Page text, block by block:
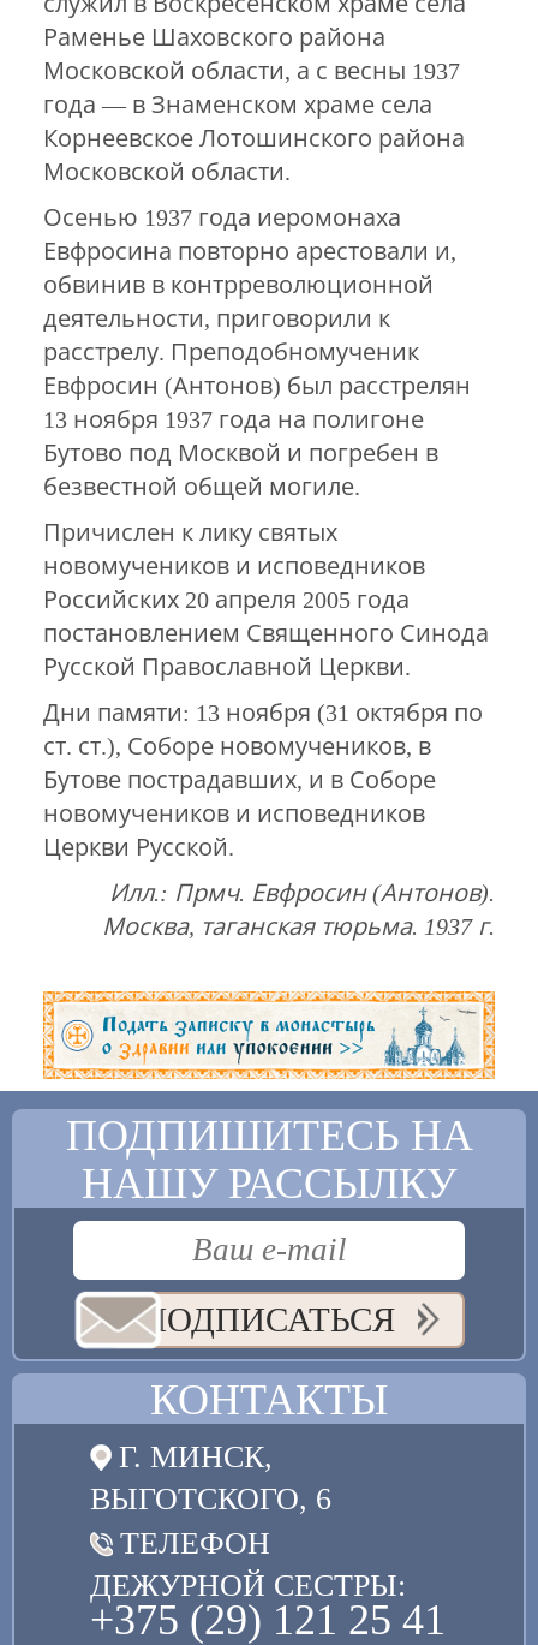
Раменье Шаховского района
Московской области, а с весны 1937
года — в Знаменском храме села
Корнеевское Лотошинского района
Московской области.
Осенью 1937 года иеромонаха
Евфросина повторно арестовали и,
обвинив в контрреволюционной
деятельности, приговорили к
расстрелу. Преподобномученик
Евфросин (Антонов) был расстрелян
13 ноября 1937 года на полигоне
Бутово под Москвой и погребен в
безвестной общей могиле.
Причислен к лику святых
новомучеников и исповедников
Российских 20 апреля 2005 года
постановлением Священного Синода
Русской Православной Церкви.
Дни памяти: 13 ноября (31 октября по
ст. ст.), Соборе новомучеников, в
Бутове пострадавших, и в Соборе
новомучеников и исповедников
Церкви Русской.
Илл.: Прмч. Евфросин (Антонов).
Москва, таганская тюрьма. 1937 г.
ПОДПИШИТЕСЬ НА
НАШУ РАССЫЛКУ
ПОДПИСАТЬСЯ
КОНТАКТЫ
Г. МИНСК,
ВЫГОТСКОГО, 6
ТЕЛЕФОН
ДЕЖУРНОЙ СЕСТРЫ:
+375 (29) 121 25 41